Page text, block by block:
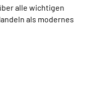
alle wichtigen
als modernes